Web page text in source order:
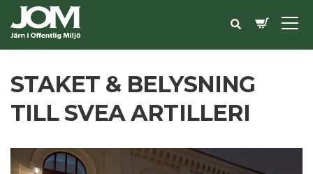
STAKET & BELYSNING
TILL SVEA ARTILLERI